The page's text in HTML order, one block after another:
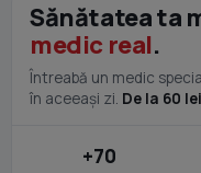
Sănătatea ta
medic real.
Întreabă un medic
în aceeași zi. De la 60
+70